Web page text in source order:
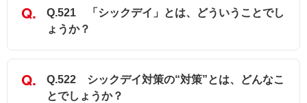
Q.521 「シックデイ」とは、どういうことでし
ょうか？
Q.522 シックデイ対策の“対策”とは、どんなこ
とでしょうか？